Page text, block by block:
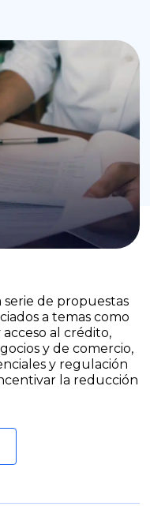
de propuestas
a temas como
al crédito,
y de comercio,
y regulación
la reducción